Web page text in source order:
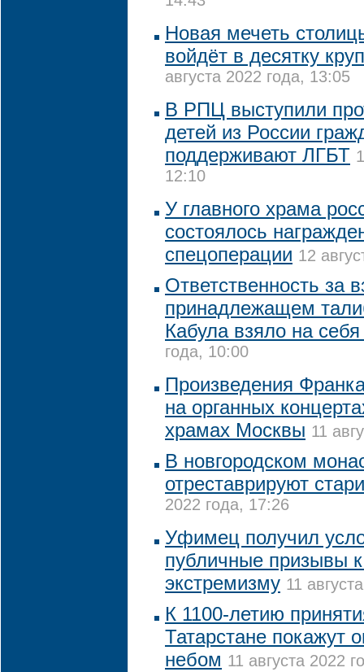
Новая мечеть
войдёт в десятку
августа 2022 года, 13:05
В РПЦ выступили
детей из России
поддерживают ЛГБТ
12:10
У главного храма
состоялось
спецоперации 12
Ответственность за
принадлежащем
Кабула взяло на
года, 10:00
Произведения
на органных
храмах Москвы 11
В новгородском
отреставрируют
2022 года, 17:26
Уфимец получил
публичные призывы
экстремизму 11
К 1100-летию
Татарстане покажут
небом 11 августа 2022